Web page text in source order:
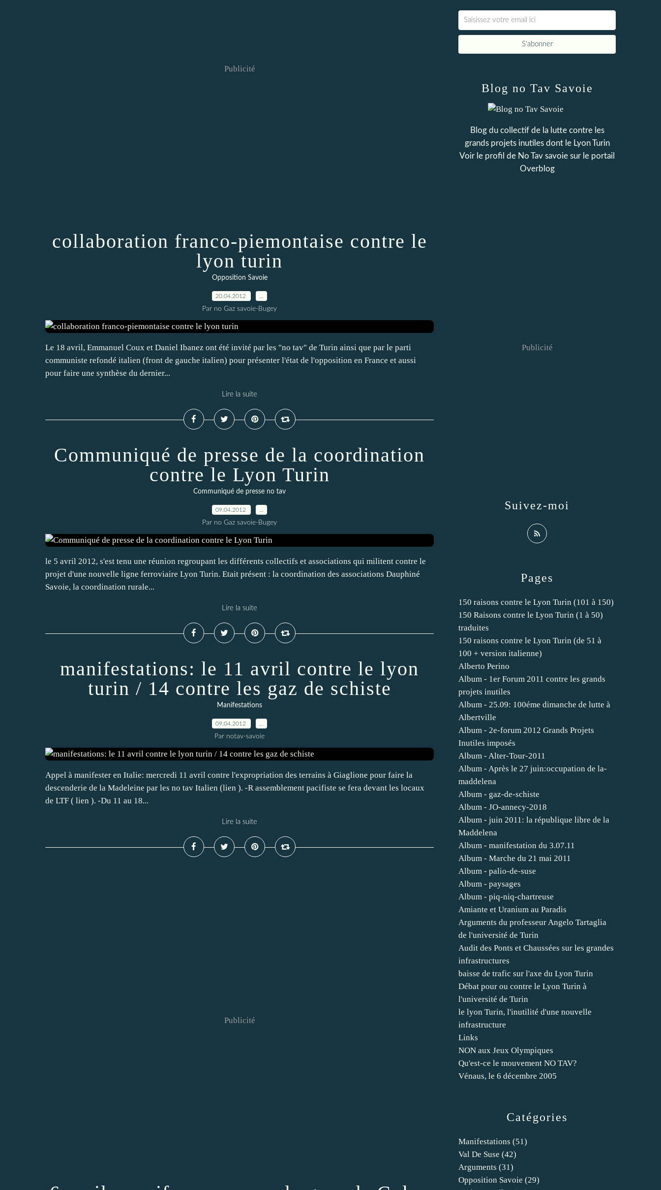
Publicité
collaboration franco-piemontaise contre le
lyon turin
Opposition Savoie
20.04.2012
Par no Gaz savoie-Bugey
Le 18 avril, Emmanuel Coux et Daniel Ibanez ont été invité par les "no tav" de Turin ainsi que par le parti
communiste refondé italien (front de gauche italien) pour présenter l'état de l'opposition en France et aussi
pour faire une synthèse du dernier...
Lire la suite
Communiqué de presse de la coordination
contre le Lyon Turin
Communiqué de presse no tav
09.04.2012
Par no Gaz savoie-Bugey
le 5 avril 2012, s'est tenu une réunion regroupant les différents collectifs et associations qui militent contre le
projet d'une nouvelle ligne ferroviaire Lyon Turin. Etait présent : la coordination des associations Dauphiné
Savoie, la coordination rurale...
Lire la suite
manifestations: le 11 avril contre le lyon
turin / 14 contre les gaz de schiste
Manifestations
09.04.2012
Par notav-savoie
Appel à manifester en Italie: mercredi 11 avril contre l'expropriation des terrains à Giaglione pour faire la
descenderie de la Madeleine par les no tav Italien (lien ). -R assemblement pacifiste se fera devant les locaux
de LTF ( lien ). -Du 11 au 18...
Lire la suite
Publicité
Catégories
Manifestations (51)
Val De Suse (42)
Arguments (31)
Opposition Savoie (29)
Pages
150 raisons contre le Lyon Turin (101 à 150)
150 Raisons contre le Lyon Turin (1 à 50)
traduites
150 raisons contre le Lyon Turin (de 51 à
100 + version italienne)
Alberto Perino
Album - 1er Forum 2011 contre les grands
projets inutiles
Album - 25.09: 100éme dimanche de lutte à
Albertville
Album - 2e-forum 2012 Grands Projets
Inutiles imposés
Album - Alter-Tour-2011
Album - Après le 27 juin:occupation de la-
maddelena
Album - gaz-de-schiste
Album - JO-annecy-2018
Album - juin 2011: la république libre de la
Maddelena
Album - manifestation du 3.07.11
Album - Marche du 21 mai 2011
Album - palio-de-suse
Album - paysages
Album - piq-niq-chartreuse
Amiante et Uranium au Paradis
Arguments du professeur Angelo Tartaglia
de l'université de Turin
Audit des Ponts et Chaussées sur les grandes
infrastructures
baisse de trafic sur l'axe du Lyon Turin
Débat pour ou contre le Lyon Turin à
l'université de Turin
le lyon Turin, l'inutilité d'une nouvelle
infrastructure
Links
NON aux Jeux Olympiques
Qu'est-ce le mouvement NO TAV?
Vénaus, le 6 décembre 2005
Blog no Tav Savoie
Blog du collectif de la lutte contre les
grands projets inutiles dont le Lyon Turin
Voir le profil de No Tav savoie sur le portail
Overblog
Suivez-moi
Publicité